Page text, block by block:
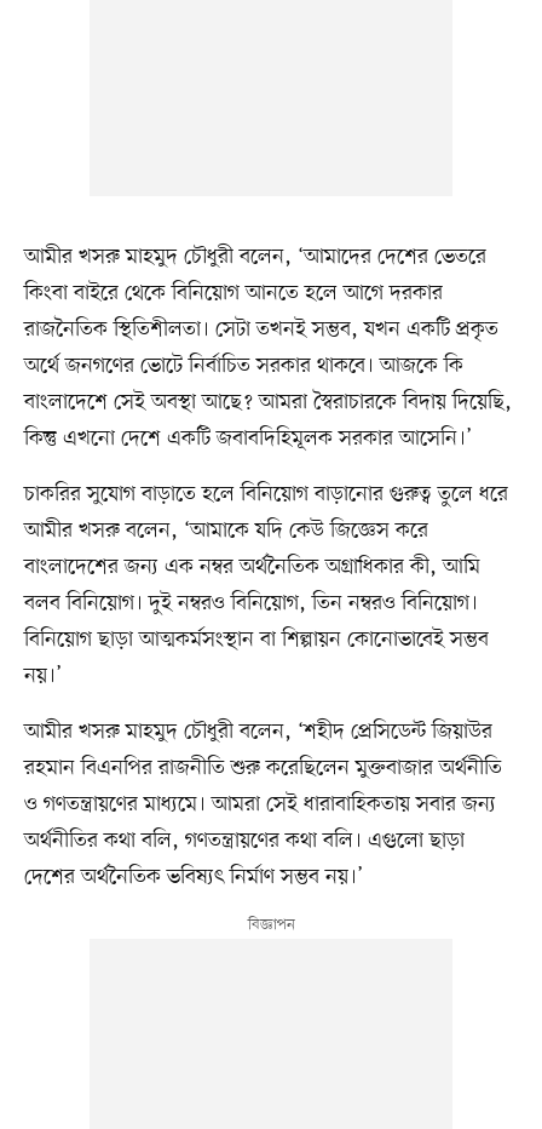
আমীর খসরু মাহমুদ চৌধুরী বলেন, ‘আমাদের দেশের ভেতরে
কিংবা বাইরে থেকে বিনিয়োগ আনতে হলে আগে দরকার
রাজনৈতিক স্থিতিশীলতা। সেটা তখনই সম্ভব, যখন একটি প্রকৃত
অর্থে জনগণের ভোটে নির্বাচিত সরকার থাকবে। আজকে কি
বাংলাদেশে সেই অবস্থা আছে? আমরা স্বৈরাচারকে বিদায় দিয়েছি,
কিন্তু এখনো দেশে একটি জবাবদিহিমূলক সরকার আসেনি।’
চাকরির সুযোগ বাড়াতে হলে বিনিয়োগ বাড়ানোর গুরুত্ব তুলে ধরে
আমীর খসরু বলেন, ‘আমাকে যদি কেউ জিজ্ঞেস করে
বাংলাদেশের জন্য এক নম্বর অর্থনৈতিক অগ্রাধিকার কী, আমি
বলব বিনিয়োগ। দুই নম্বরও বিনিয়োগ, তিন নম্বরও বিনিয়োগ।
বিনিয়োগ ছাড়া আত্মকর্মসংস্থান বা শিল্পায়ন কোনোভাবেই সম্ভব
নয়।’
আমীর খসরু মাহমুদ চৌধুরী বলেন, ‘শহীদ প্রেসিডেন্ট জিয়াউর
রহমান বিএনপির রাজনীতি শুরু করেছিলেন মুক্তবাজার অর্থনীতি
ও গণতন্ত্রায়ণের মাধ্যমে। আমরা সেই ধারাবাহিকতায় সবার জন্য
অর্থনীতির কথা বলি, গণতন্ত্রায়ণের কথা বলি। এগুলো ছাড়া
দেশের অর্থনৈতিক ভবিষ্যৎ নির্মাণ সম্ভব নয়।’